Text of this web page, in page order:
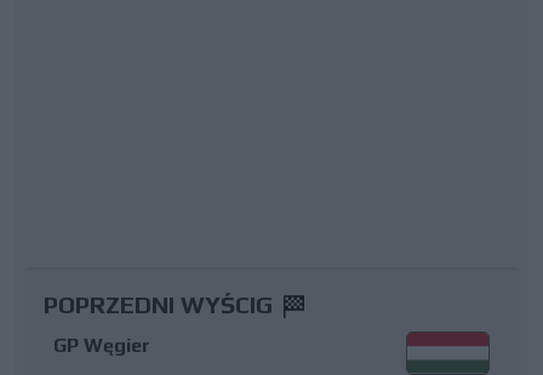
POPRZEDNI WYŚCIG
GP Węgier